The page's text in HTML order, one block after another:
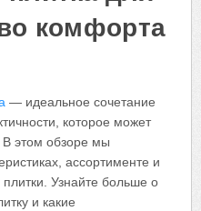
комфорта
— идеальное сочетание
которое может
В этом обзоре мы
ассортименте и
Узнайте больше о
и какие